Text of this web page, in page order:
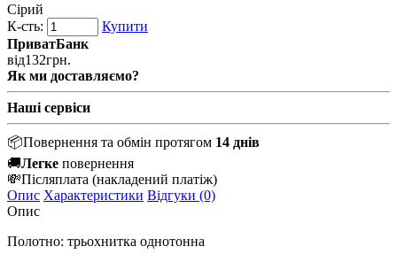
Сірий
К-сть:
Купити
ПриватБанк
від132грн.
Як ми доставляємо?
Наші сервіси
📦Повернення та обмін протягом 14 днів
🚚Легке повернення
💸Післяплата (накладений платіж)
Опис Характеристики Відгуки (0)
Опис
Полотно: трьохнитка однотонна